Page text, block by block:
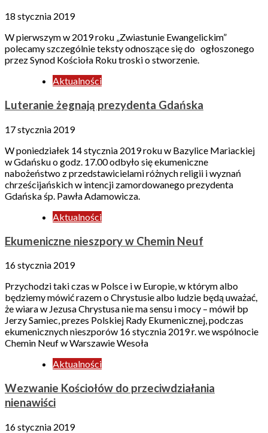
18 stycznia 2019
W pierwszym w 2019 roku „Zwiastunie Ewangelickim”
polecamy szczególnie teksty odnoszące się do ogłoszonego
przez Synod Kościoła Roku troski o stworzenie.
Aktualności
Luteranie żegnają prezydenta Gdańska
17 stycznia 2019
W poniedziałek 14 stycznia 2019 roku w Bazylice Mariackiej
w Gdańsku o godz. 17.00 odbyło się ekumeniczne
nabożeństwo z przedstawicielami różnych religii i wyznań
chrześcijańskich w intencji zamordowanego prezydenta
Gdańska śp. Pawła Adamowicza.
Aktualności
Ekumeniczne nieszpory w Chemin Neuf
16 stycznia 2019
Przychodzi taki czas w Polsce i w Europie, w którym albo
będziemy mówić razem o Chrystusie albo ludzie będą uważać,
że wiara w Jezusa Chrystusa nie ma sensu i mocy – mówił bp
Jerzy Samiec, prezes Polskiej Rady Ekumenicznej, podczas
ekumenicznych nieszporów 16 stycznia 2019 r. we wspólnocie
Chemin Neuf w Warszawie Wesoła
Aktualności
Wezwanie Kościołów do przeciwdziałania
nienawiści
16 stycznia 2019